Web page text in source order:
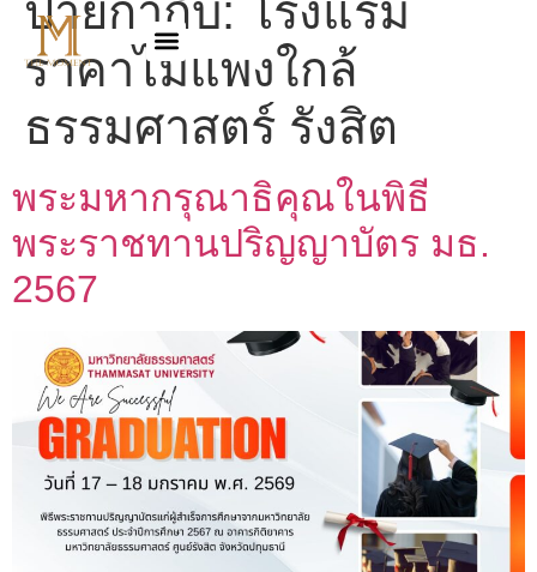
ป้ายกำกับ: โรงแรม
ราคาไม่แพงใกล้
ธรรมศาสตร์ รังสิต
พระมหากรุณาธิคุณในพิธี
พระราชทานปริญญาบัตร มธ.
2567